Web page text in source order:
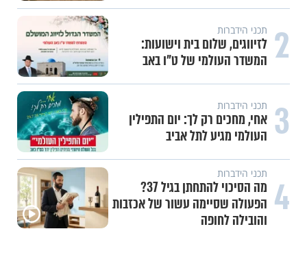
2 תכני הידברות
לזיווגים, שלום בית וישועות:
המשדר העולמי של ט"ו באב
3 תכני הידברות
אחי, מחכים רק לך: יום התפילין
העולמי מגיע לתל אביב
4 תכני הידברות
מה הסיכוי להתחתן בגיל 37?
הפעולה שסיימה עשור של אכזבות
והובילה לחופה